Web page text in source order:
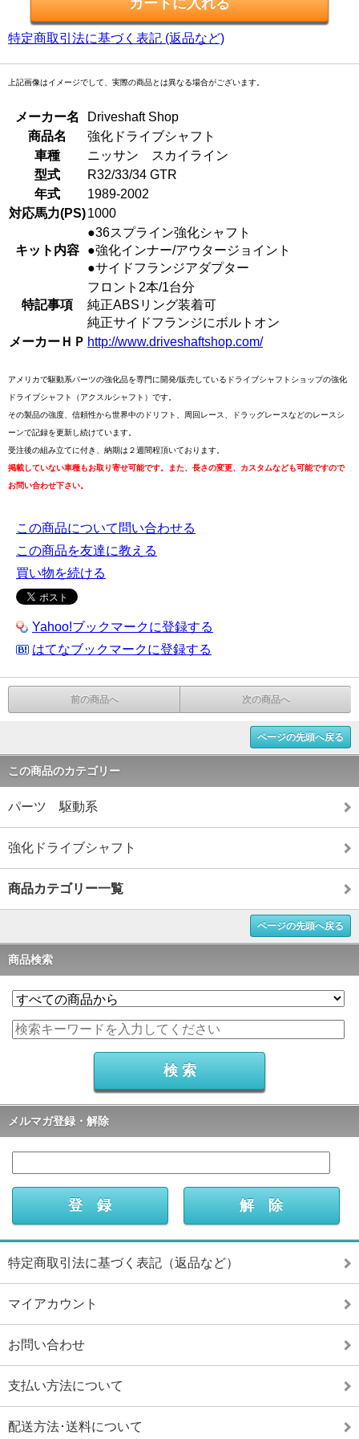
特定商取引法に基づく表記 (返品など)
上記画像はイメージでして、実際の商品とは異なる場合がございます。
メーカー名
Driveshaft Shop
商品名
強化ドライブシャフト
車種
ニッサン スカイライン
型式
R32/33/34 GTR
年式
1989-2002
対応馬力(PS)1000
キット内容
●36スプライン強化シャフト
●強化インナー/アウタージョイント
●サイドフランジアダプター
特記事項
フロント2本/1台分
純正ABSリング装着可
純正サイドフランジにボルトオン
メーカーＨＰ http://www.driveshaftshop.com/
アメリカで駆動系パーツの強化品を専門に開発/販売しているドライブシャフトショップの強化
ドライブシャフト（アクスルシャフト）です。
その製品の強度、信頼性から世界中のドリフト、周回レース、ドラッグレースなどのレースシ
ーンで記録を更新し続けています。
受注後の組み立てに付き、納期は２週間程頂いております。
掲載していない車種もお取り寄せ可能です。また、長さの変更、カスタムなども可能ですので
お問い合わせ下さい。
この商品について問い合わせる
この商品を友達に教える
買い物を続ける
Yahoo!ブックマークに登録する
はてなブックマークに登録する
前の商品へ 次の商品へ
ページの先頭へ戻る
この商品のカテゴリー
パーツ 駆動系
強化ドライブシャフト
商品カテゴリー一覧
ページの先頭へ戻る
商品検索
メルマガ登録・解除
特定商取引法に基づく表記（返品など）
マイアカウント
お問い合わせ
支払い方法について
配送方法･送料について